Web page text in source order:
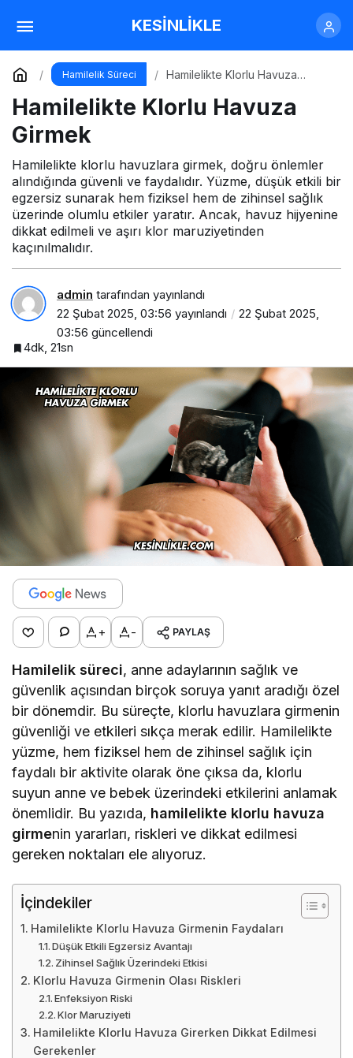
KESİNLİKLE
Hamilelik Süreci
Hamilelikte Klorlu Havuza
Hamilelikte Klorlu Havuza
Girmek
Hamilelikte klorlu havuzlara girmek, doğru önlemler
alındığında güvenli ve faydalıdır. Yüzme, düşük etkili bir
egzersiz sunarak hem fiziksel hem de zihinsel sağlık
üzerinde olumlu etkiler yaratır. Ancak, havuz hijyenine
dikkat edilmeli ve aşırı klor maruziyetinden
kaçınılmalıdır.
admin tarafından yayınlandı
22 Şubat 2025, 03:56 yayınlandı
22 Şubat 2025,
03:56 güncellendi
4dk, 21sn
+ - PAYLAŞ
Hamilelik süreci, anne adaylarının sağlık ve
güvenlik açısından birçok soruya yanıt aradığı özel
bir dönemdir. Bu süreçte, klorlu havuzlara girmenin
güvenliği ve etkileri sıkça merak edilir. Hamilelikte
yüzme, hem fiziksel hem de zihinsel sağlık için
faydalı bir aktivite olarak öne çıksa da, klorlu
suyun anne ve bebek üzerindeki etkilerini anlamak
önemlidir. Bu yazıda, hamilelikte klorlu havuza
girmenin yararları, riskleri ve dikkat edilmesi
gereken noktaları ele alıyoruz.
İçindekiler
Hamilelikte Klorlu Havuza Girmenin Faydaları
Düşük Etkili Egzersiz Avantajı
Zihinsel Sağlık Üzerindeki Etkisi
Klorlu Havuza Girmenin Olası Riskleri
Enfeksiyon Riski
Klor Maruziyeti
Hamilelikte Klorlu Havuza Girerken Dikkat Edilmesi
Gerekenler
Hamilelikte Lenfosit Düşüklüğü
Yorum Yap Paylaş